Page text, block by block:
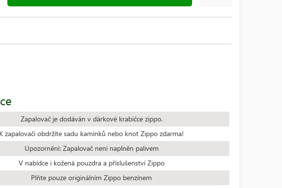
Zapalovač je dodáván v dárkové krabičce zippo.
K zapalovači obdržíte sadu kamínků nebo knot Zippo zdarma!
Upozornění: Zapalovač není naplněn palivem
V nabídce i kožená pouzdra a příslušenství Zippo
Plňte pouze originálním Zippo benzínem